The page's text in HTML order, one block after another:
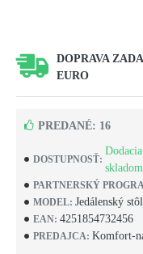
DOPRAVA
EURO
DOSTUPNOSŤ:
PARTNERSKÝ
MODEL: Jedálenský
EAN: 4251854732456
PREDAJCA: Komfort-
PREDANÉ: 16